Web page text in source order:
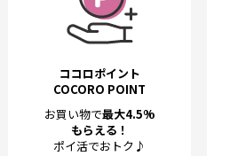
ココロポイント
COCORO POINT
お買い物で最大4.5%
もらえる！
ポイ活でおトク♪